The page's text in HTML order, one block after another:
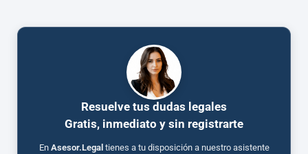
Resuelve tus dudas legales
Gratis, inmediato y sin registrarte
En Asesor.Legal tienes a tu disposición a nuestro asistente